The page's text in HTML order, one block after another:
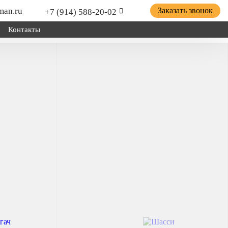
+7 (914) 588-20-02 Заказать звонок
Контакты
техники грузов и оборудования; для установки